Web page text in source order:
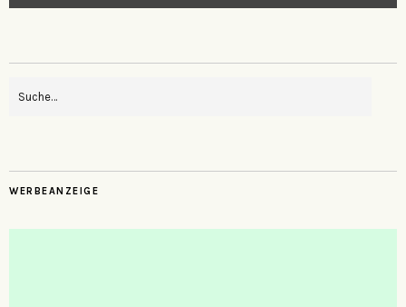
WERBEANZEIGE